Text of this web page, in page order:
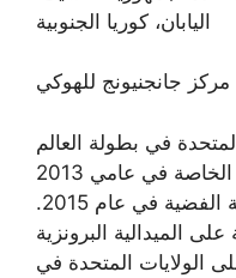
اليابان، كوريا الجنوبية
في بطولة العالم
لهوكي الجليد لذوي الاحتياجات الخاصة في عامي 2013
و2017، وفازت بالميدالية الفضية في عام 2015.
الميدالية البرونزية
على الولايات المتحدة في